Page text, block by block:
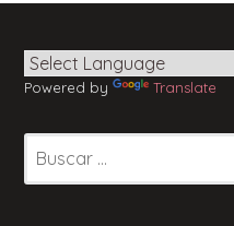
Powered by Translate